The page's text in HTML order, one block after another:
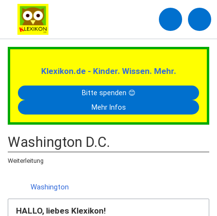
Klexikon.de - Kinder. Wissen. Mehr.
Bitte spenden 😊
Mehr Infos
Washington D.C.
Weiterleitung
Washington
HALLO, liebes Klexikon!